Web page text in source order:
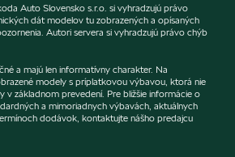
Auto Slovensko s.r.o. si vyhradzujú právo
dát modelov tu zobrazených a opísaných
Autori servera si vyhradzujú právo chýb
a majú len informatívny charakter. Na
modely s príplatkovou výbavou, ktorá nie
v základnom prevedení. Pre bližšie informácie o
a mimoriadnych výbavách, aktuálnych
dodávok, kontaktujte nášho predajcu